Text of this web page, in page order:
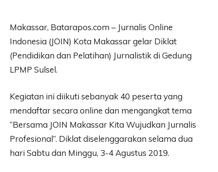
Makassar, Batarapos.com – Jurnalis Online
Indonesia (JOIN) Kota Makassar gelar Diklat
(Pendidikan dan Pelatihan) Jurnalistik di Gedung
LPMP Sulsel.
Kegiatan ini diikuti sebanyak 40 peserta yang
mendaftar secara online dan mengangkat tema
“Bersama JOIN Makassar Kita Wujudkan Jurnalis
Profesional”. Diklat diselenggarakan selama dua
hari Sabtu dan Minggu, 3-4 Agustus 2019.